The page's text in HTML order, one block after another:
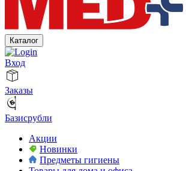
Каталог
Вход
Заказы
Базисрубли
Акции
Новинки
Предметы гигиены